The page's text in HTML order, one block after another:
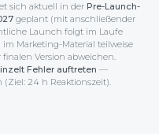
sich aktuell in der Pre-Launch-
geplant (mit anschließender
Launch folgt im Laufe
Marketing-Material teilweise
Version abweichen.
Fehler auftreten —
24 h Reaktionszeit).